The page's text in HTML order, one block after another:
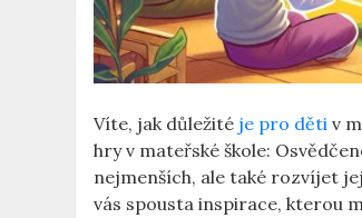
Víte, jak důležité je pro děti v
hry v mateřské škole:
nejmenších, ale také rozvíjet
vás spousta inspirace, kterou